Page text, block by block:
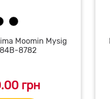
Moomin Mysig
8782
грн